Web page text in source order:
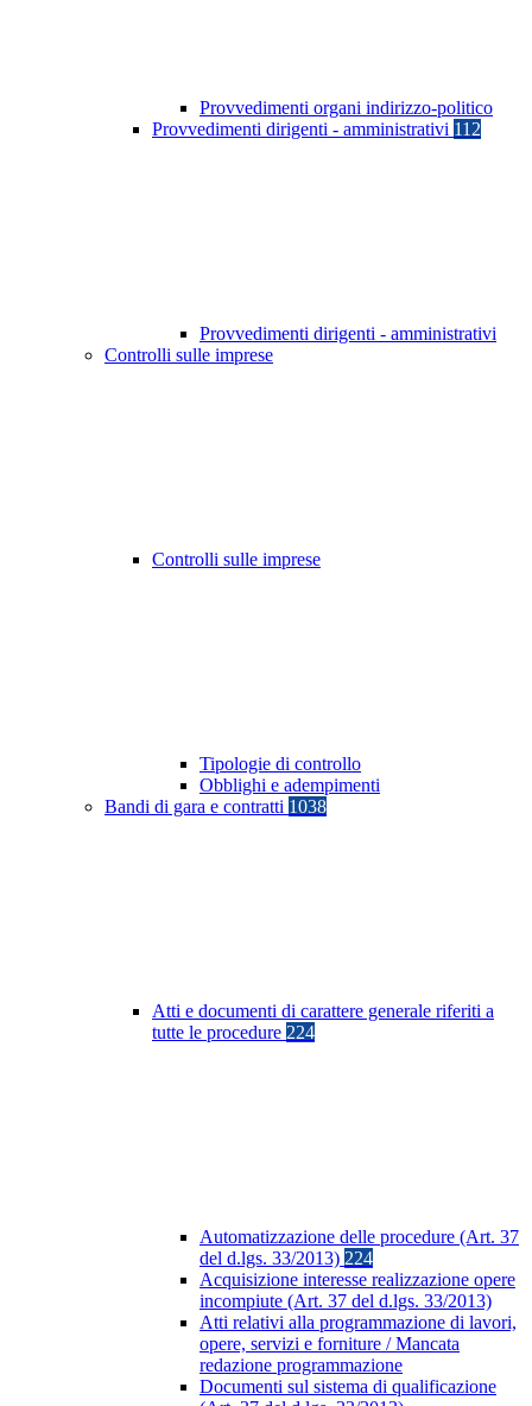
Provvedimenti organi indirizzo-politico
Provvedimenti dirigenti - amministrativi 112
Provvedimenti dirigenti - amministrativi
Controlli sulle imprese
Controlli sulle imprese
Tipologie di controllo
Obblighi e adempimenti
Bandi di gara e contratti 1038
Atti e documenti di carattere generale riferiti a
tutte le procedure 224
Automatizzazione delle procedure (Art. 37
del d.lgs. 33/2013) 224
Acquisizione interesse realizzazione opere
incompiute (Art. 37 del d.lgs. 33/2013)
Atti relativi alla programmazione di lavori,
opere, servizi e forniture / Mancata
redazione programmazione
Documenti sul sistema di qualificazione